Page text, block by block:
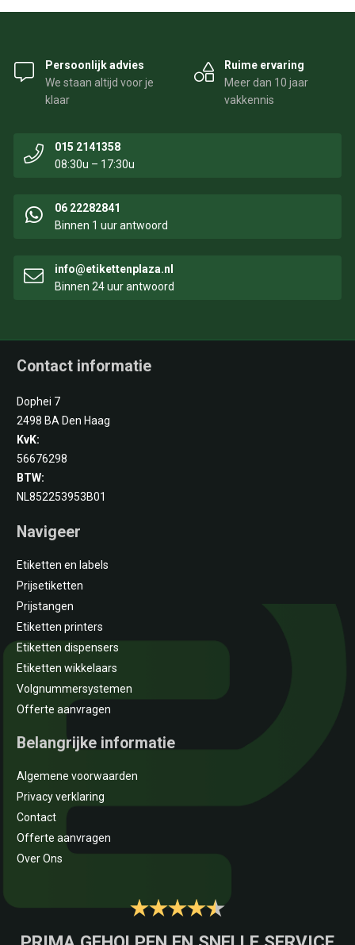
Persoonlijk advies
We staan altijd voor je
klaar
Ruime ervaring
Meer dan 10 jaar
vakkennis
015 2141358
08:30u – 17:30u
06 22282841
Binnen 1 uur antwoord
info@etikettenplaza.nl
Binnen 24 uur antwoord
Contact informatie
Dophei 7
2498 BA Den Haag
KvK:
56676298
BTW:
NL852253953B01
Navigeer
Etiketten en labels
Prijsetiketten
Prijstangen
Etiketten printers
Etiketten dispensers
Etiketten wikkelaars
Volgnummersystemen
Offerte aanvragen
Belangrijke informatie
Algemene voorwaarden
Privacy verklaring
Contact
Offerte aanvragen
Over Ons